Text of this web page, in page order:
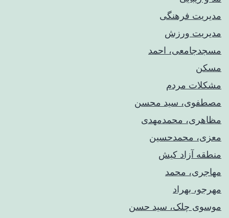
مدیریت فرهنگی
مدیریت ورزش
مسجدجامعی، احمد
مسکن
مشکلات مردم
مصطفوی، سید محسن
مظاهری، محمدمهدی
معزی، محمدحسین
منطقه آزاد کیش
مهاجری، محمد
مهرجو، بهراد
موسوی چلک، سید حسن